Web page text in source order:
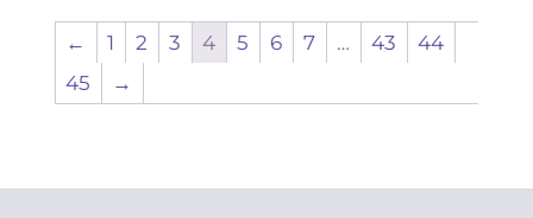
← 1 2 3 4 5 6 7 … 43
44
45
→